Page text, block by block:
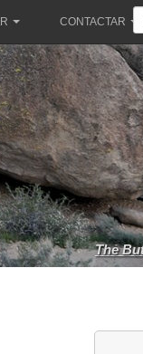
CONTACTAR
The